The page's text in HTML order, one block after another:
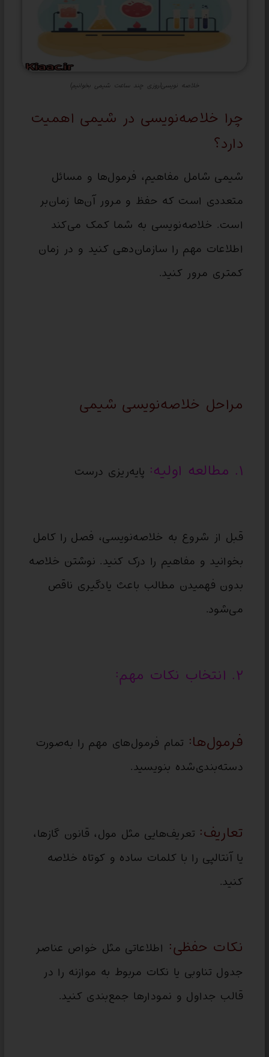
خلاصه نویسی(روزی چند ساعت شیمی بخوانیم)
چرا خلاصه‌نویسی در شیمی اهمیت
دارد؟
شیمی شامل مفاهیم، فرمول‌ها و مسائل
متعددی است که حفظ و مرور آن‌ها زمان‌بر
است. خلاصه‌نویسی به شما کمک می‌کند
اطلاعات مهم را سازمان‌دهی کنید و در زمان
کمتری مرور کنید.
مراحل خلاصه‌نویسی شیمی
۱. مطالعه اولیه: پایه‌ریزی درست
قبل از شروع به خلاصه‌نویسی، فصل را کامل
بخوانید و مفاهیم را درک کنید. نوشتن خلاصه
بدون فهمیدن مطالب باعث یادگیری ناقص
می‌شود.
۲. انتخاب نکات مهم:
فرمول‌ها: تمام فرمول‌های مهم را به‌صورت
دسته‌بندی‌شده بنویسید.
تعاریف: تعریف‌هایی مثل مول، قانون گازها،
یا آنتالپی را با کلمات ساده و کوتاه خلاصه
کنید.
نکات حفظی: اطلاعاتی مثل خواص عناصر
جدول تناوبی یا نکات مربوط به موازنه را در
قالب جداول و نمودارها جمع‌بندی کنید.